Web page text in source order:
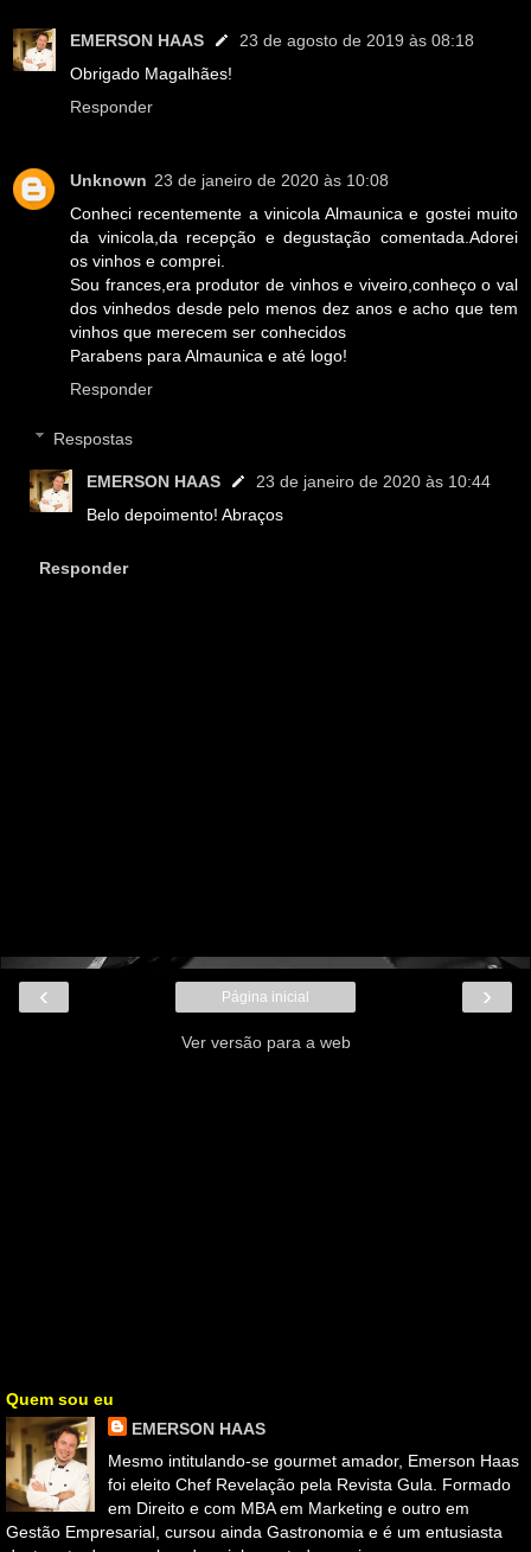
EMERSON HAAS
23 de agosto de 2019 às 08:18
Obrigado Magalhães!
Responder
Unknown 23 de janeiro de 2020 às 10:08
Conheci recentemente a vinicola Almaunica e gostei muito
da vinicola,da recepção e degustação comentada.Adorei
os vinhos e comprei.
Sou frances,era produtor de vinhos e viveiro,conheço o val
dos vinhedos desde pelo menos dez anos e acho que tem
vinhos que merecem ser conhecidos
Parabens para Almaunica e até logo!
Responder
Respostas
EMERSON HAAS
23 de janeiro de 2020 às 10:44
Belo depoimento! Abraços
Responder
‹ ›
Página inicial
Ver versão para a web
Quem sou eu
EMERSON HAAS
Mesmo intitulando-se gourmet amador, Emerson Haas
foi eleito Chef Revelação pela Revista Gula. Formado
em Direito e com MBA em Marketing e outro em
Gestão Empresarial, cursou ainda Gastronomia e é um entusiasta